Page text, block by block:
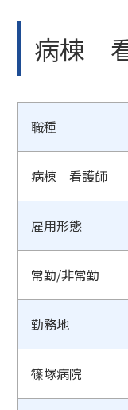
病棟
職種
病棟 看護師
雇用形態
常勤/非常勤
勤務地
篠塚病院